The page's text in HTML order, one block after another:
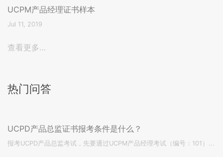
UCPM产品经理证书样本
Jul 11, 2019
查看更多…
热门问答
UCPD产品总监证书报考条件是什么？
报考UCPD产品总监考试，先要通过UCPM产品经理考试（编号：101）...